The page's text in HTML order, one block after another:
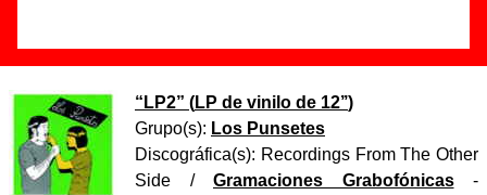
“ LP2” (LP de vinilo de 12’’)
Grupo(s): Los Punsetes
Discográfica(s): Recordings From The Other
Side / Gramaciones Grabofónicas-